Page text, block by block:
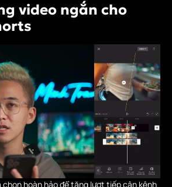
video ngắn cho
chọn hoàn hảo để tăng lượt tiếp cận kênh